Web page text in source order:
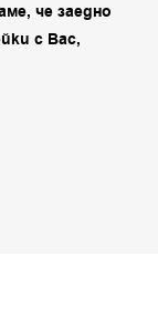
че заедно
с Вас,